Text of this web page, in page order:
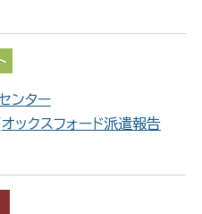
ンター
ックスフォード派遣報告